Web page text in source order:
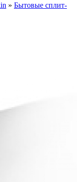
» Бытовые сплит-